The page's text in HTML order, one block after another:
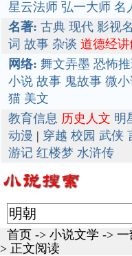
星云法师 弘一大师 名
名著: 古典 现代 影视
词 故事 杂谈 道德经
网络: 舞文弄墨 恐怖
小说 故事 鬼故事 微
猫 美文
教育信息 历史人文 明
动漫 | 穿越 校园 武侠
游记 红楼梦 水浒传
首页 -> 小说文学 -> 一
> 正文阅读